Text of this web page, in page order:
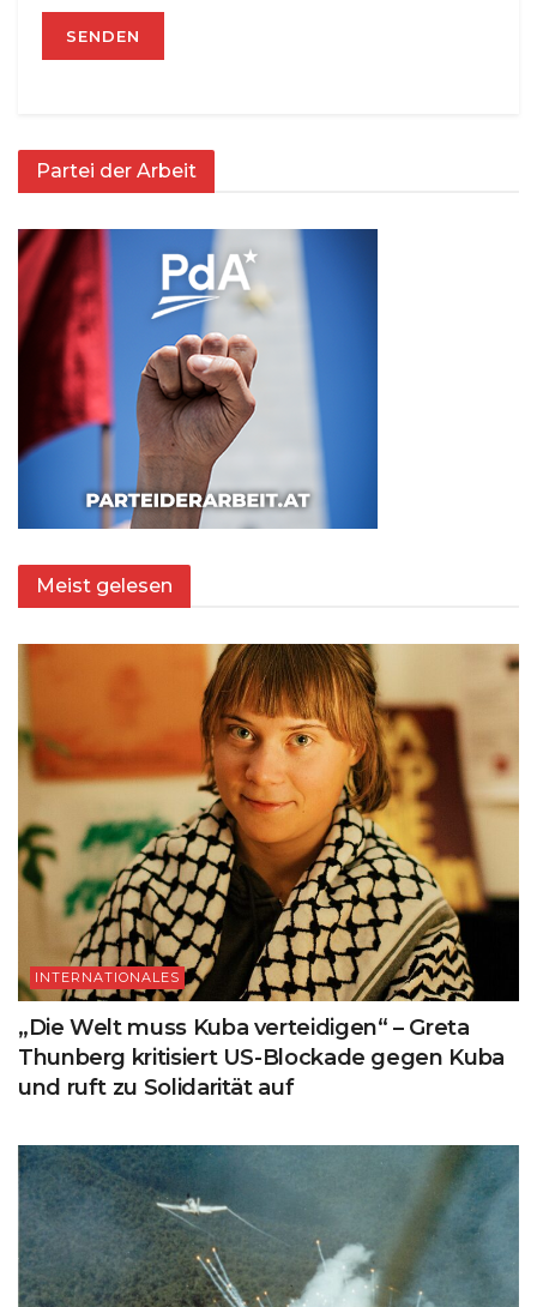
Partei der Arbeit
Meist gelesen
INTERNATIONALES
„Die Welt muss Kuba verteidigen“ – Greta
Thunberg kritisiert US-Blockade gegen Kuba
und ruft zu Solidarität auf